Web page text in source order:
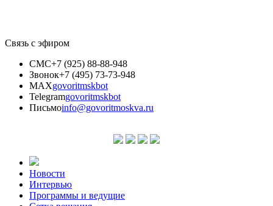
Связь с эфиром
СМС+7 (925) 88-88-948
Звонок+7 (495) 73-73-948
MAXgovoritmskbot
Telegramgovoritmskbot
Письмоinfo@govoritmoskva.ru
Новости
Интервью
Программы и ведущие